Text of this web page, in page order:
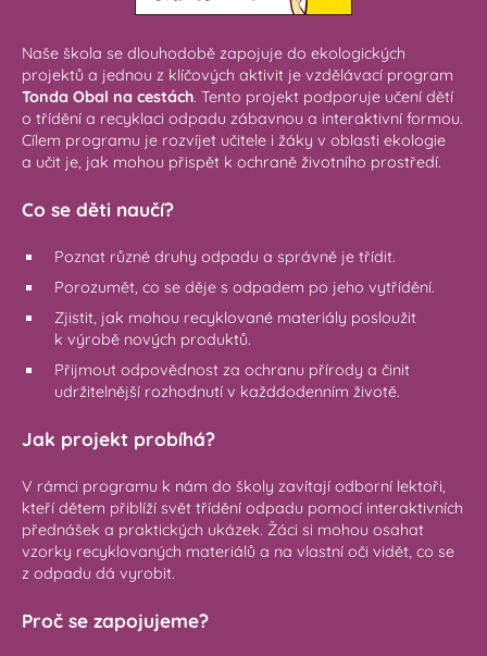
Naše škola se dlouhodobě zapojuje do ekologických
projektů a jednou z klíčových aktivit je vzdělávací program
Tonda Obal na cestách. Tento projekt podporuje učení dětí
o třídění a recyklaci odpadu zábavnou a interaktivní formou.
Cílem programu je rozvíjet učitele i žáky v oblasti ekologie
a učit je, jak mohou přispět k ochraně životního prostředí.
Co se děti naučí?
Poznat různé druhy odpadu a správně je třídit.
Porozumět, co se děje s odpadem po jeho vytřídění.
Zjistit, jak mohou recyklované materiály posloužit
k výrobě nových produktů.
Přijmout odpovědnost za ochranu přírody a činit
udržitelnější rozhodnutí v každdodenním životě.
Jak projekt probíhá?
V rámci programu k nám do školy zavítají odborní lektoři,
kteří dětem přiblíží svět třídění odpadu pomocí interaktivních
přednášek a praktických ukázek. Žáci si mohou osahat
vzorky recyklovaných materiálů a na vlastní oči vidět, co se
z odpadu dá vyrobit.
Proč se zapojujeme?